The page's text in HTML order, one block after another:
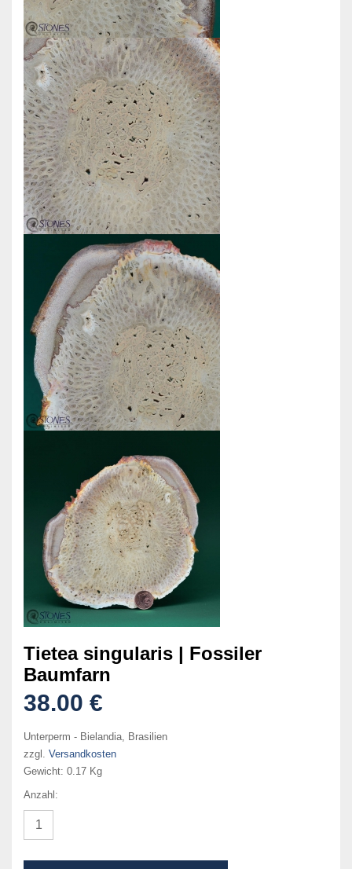
Tietea singularis | Fossiler
Baumfarn
38.00 €
Unterperm - Bielandia, Brasilien
zzgl. Versandkosten
Gewicht: 0.17 Kg
Anzahl: